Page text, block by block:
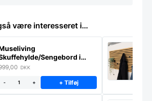
være interesseret i…
Sengebord i
eg
DKK
- + + Tilføj